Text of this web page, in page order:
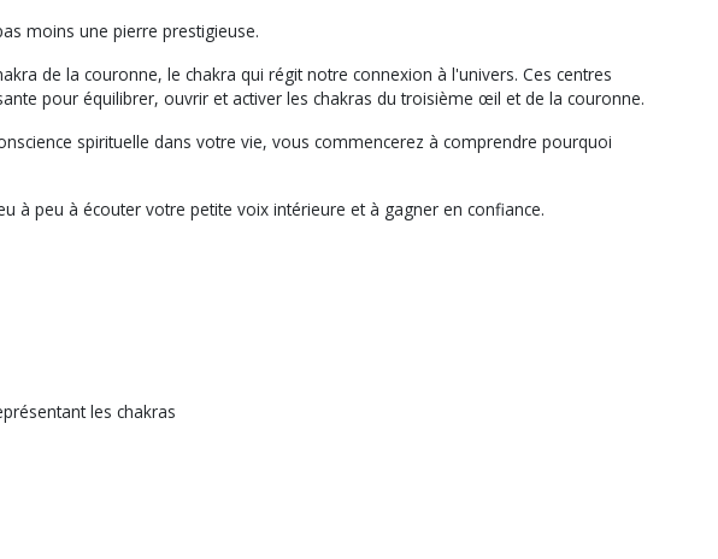
moins une pierre prestigieuse.
de la couronne, le chakra qui régit notre connexion à l'univers. Ces centres
pour équilibrer, ouvrir et activer les chakras du troisième œil et de la couronne.
spirituelle dans votre vie, vous commencerez à comprendre pourquoi
à peu à écouter votre petite voix intérieure et à gagner en confiance.
ésoterisme géobiologie divinatoire
les chakras